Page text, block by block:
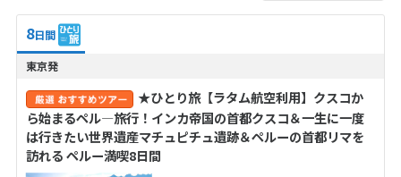
8日間
東京発
★ひとり旅【ラタム航空利用】クスコか
ら始まるペル―旅行！インカ帝国の首都クスコ＆一生に一度
は行きたい世界遺産マチュピチュ遺跡＆ペルーの首都リマを
訪れる ペルー満喫8日間